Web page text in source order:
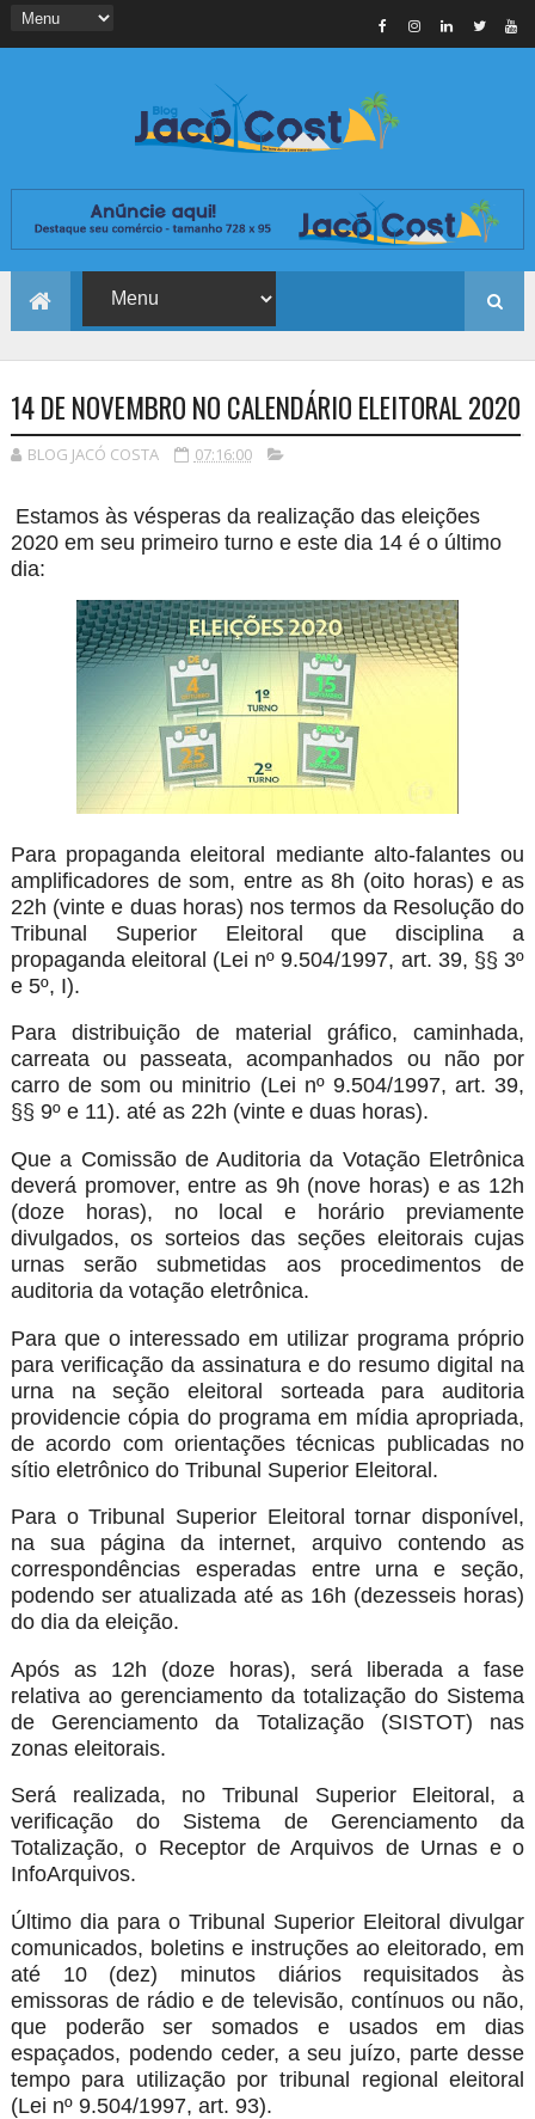
14 DE NOVEMBRO NO CALENDÁRIO ELEITORAL 2020
BLOG JACÓ COSTA 07:16:00
Estamos às vésperas da realização das eleições
2020 em seu primeiro turno e este dia 14 é o último
dia:
Para propaganda eleitoral mediante alto-falantes ou
amplificadores de som, entre as 8h (oito horas) e as
22h (vinte e duas horas) nos termos da Resolução do
Tribunal Superior Eleitoral que disciplina a
propaganda eleitoral (Lei nº 9.504/1997, art. 39, §§ 3º
e 5º, I).
Para distribuição de material gráfico, caminhada,
carreata ou passeata, acompanhados ou não por
carro de som ou minitrio (Lei nº 9.504/1997, art. 39,
§§ 9º e 11). até as 22h (vinte e duas horas).
Que a Comissão de Auditoria da Votação Eletrônica
deverá promover, entre as 9h (nove horas) e as 12h
(doze horas), no local e horário previamente
divulgados, os sorteios das seções eleitorais cujas
urnas serão submetidas aos procedimentos de
auditoria da votação eletrônica.
Para que o interessado em utilizar programa próprio
para verificação da assinatura e do resumo digital na
urna na seção eleitoral sorteada para auditoria
providencie cópia do programa em mídia apropriada,
de acordo com orientações técnicas publicadas no
sítio eletrônico do Tribunal Superior Eleitoral.
Para o Tribunal Superior Eleitoral tornar disponível,
na sua página da internet, arquivo contendo as
correspondências esperadas entre urna e seção,
podendo ser atualizada até as 16h (dezesseis horas)
do dia da eleição.
Após as 12h (doze horas), será liberada a fase
relativa ao gerenciamento da totalização do Sistema
de Gerenciamento da Totalização (SISTOT) nas
zonas eleitorais.
Será realizada, no Tribunal Superior Eleitoral, a
verificação do Sistema de Gerenciamento da
Totalização, o Receptor de Arquivos de Urnas e o
InfoArquivos.
Último dia para o Tribunal Superior Eleitoral divulgar
comunicados, boletins e instruções ao eleitorado, em
até 10 (dez) minutos diários requisitados às
emissoras de rádio e de televisão, contínuos ou não,
que poderão ser somados e usados em dias
espaçados, podendo ceder, a seu juízo, parte desse
tempo para utilização por tribunal regional eleitoral
(Lei nº 9.504/1997, art. 93).